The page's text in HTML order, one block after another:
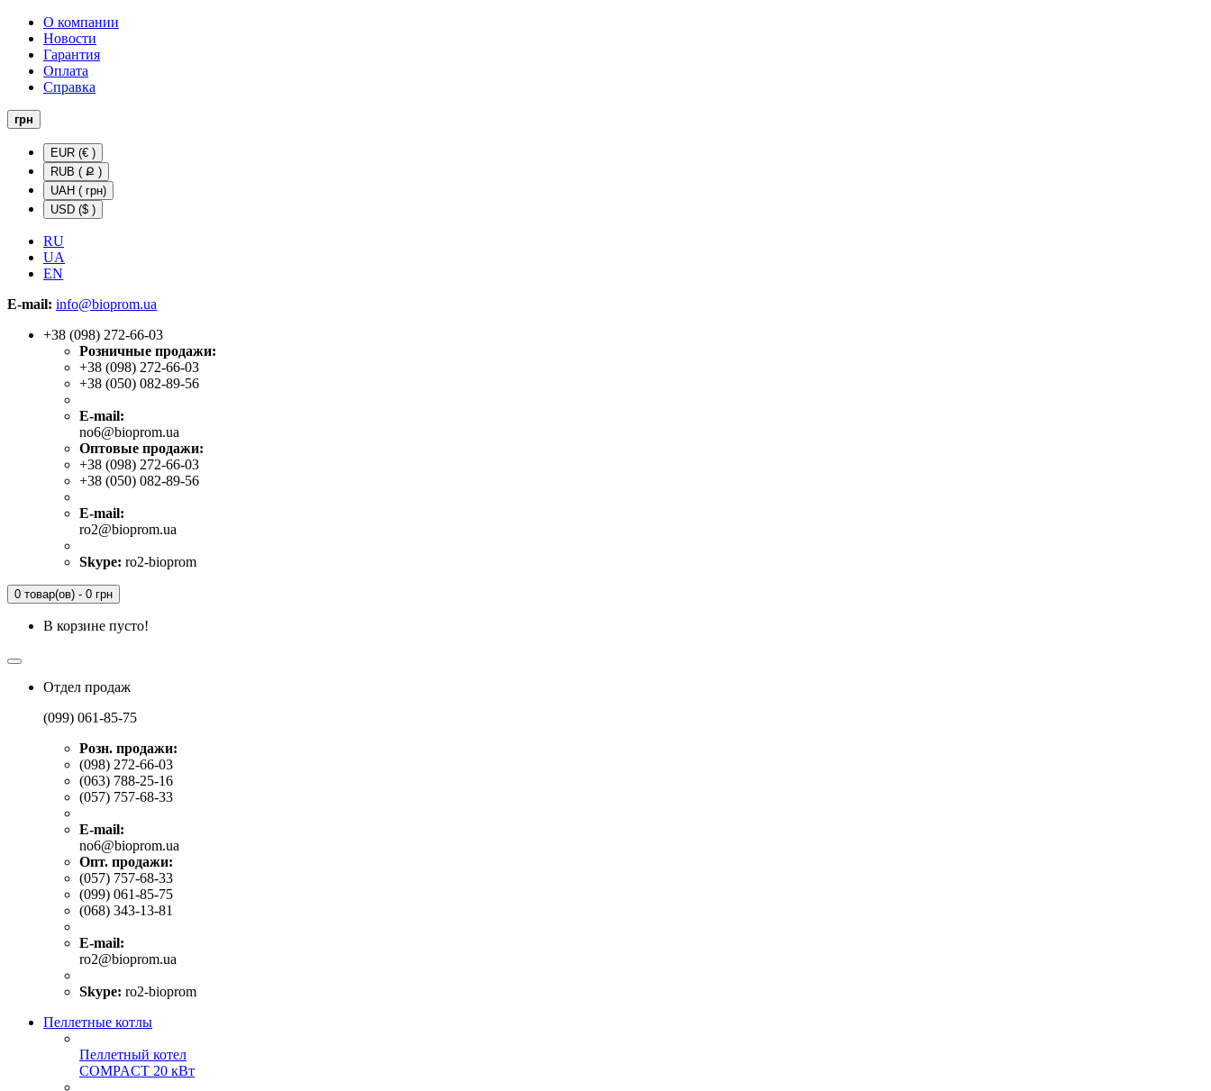
О компании
Новости
Гарантия
Оплата
Справка
грн
EUR (€ )
RUB ( Ք )
UAH ( грн)
USD ($ )
RU
UA
EN
E-mail: info@bioprom.ua
+38 (098) 272-66-03
Розничные продажи:
+38 (098) 272-66-03
+38 (050) 082-89-56
E-mail:
no6@bioprom.ua
Оптовые продажи:
+38 (098) 272-66-03
+38 (050) 082-89-56
E-mail:
ro2@bioprom.ua
Skype: ro2-bioprom
0 товар(ов) - 0 грн
В корзине пусто!
Отдел продаж
(099) 061-85-75
Розн. продажи:
(098) 272-66-03
(063) 788-25-16
(057) 757-68-33
E-mail:
no6@bioprom.ua
Опт. продажи:
(057) 757-68-33
(099) 061-85-75
(068) 343-13-81
E-mail:
ro2@bioprom.ua
Skype: ro2-bioprom
Пеллетные котлы
Пеллетный котел
COMPACT 20 кВт